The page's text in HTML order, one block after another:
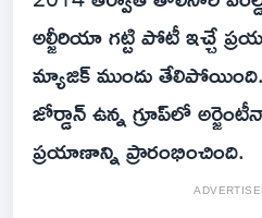
అల్జీరియా గట్టి పోటీ ఇచ్చే
మ్యాజిక్ ముందు
జోర్డాన్ ఉన్న గ్రూప్‌లో
ప్రయాణాన్ని ప్రారంభించింది.